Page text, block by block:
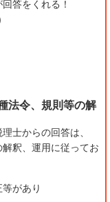
答をくれる！
法令、規則等の解
士からの回答は、
釈、運用に従ってお
があり